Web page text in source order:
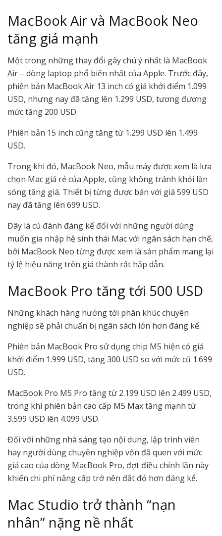
MacBook Air và MacBook Neo
tăng giá mạnh
Một trong những thay đổi gây chú ý nhất là MacBook
Air – dòng laptop phổ biến nhất của Apple. Trước đây,
phiên bản MacBook Air 13 inch có giá khởi điểm 1.099
USD, nhưng nay đã tăng lên 1.299 USD, tương đương
mức tăng 200 USD.
Phiên bản 15 inch cũng tăng từ 1.299 USD lên 1.499
USD.
Trong khi đó, MacBook Neo, mẫu máy được xem là lựa
chọn Mac giá rẻ của Apple, cũng không tránh khỏi làn
sóng tăng giá. Thiết bị từng được bán với giá 599 USD
nay đã tăng lên 699 USD.
Đây là cú đánh đáng kể đối với những người dùng
muốn gia nhập hệ sinh thái Mac với ngân sách hạn chế,
bởi MacBook Neo từng được xem là sản phẩm mang lại
tỷ lệ hiệu năng trên giá thành rất hấp dẫn.
MacBook Pro tăng tới 500 USD
Những khách hàng hướng tới phân khúc chuyên
nghiệp sẽ phải chuẩn bị ngân sách lớn hơn đáng kể.
Phiên bản MacBook Pro sử dụng chip M5 hiện có giá
khởi điểm 1.999 USD, tăng 300 USD so với mức cũ 1.699
USD.
MacBook Pro M5 Pro tăng từ 2.199 USD lên 2.499 USD,
trong khi phiên bản cao cấp M5 Max tăng mạnh từ
3.599 USD lên 4.099 USD.
Đối với những nhà sáng tạo nội dung, lập trình viên
hay người dùng chuyên nghiệp vốn đã quen với mức
giá cao của dòng MacBook Pro, đợt điều chỉnh lần này
khiến chi phí nâng cấp trở nên đắt đỏ hơn đáng kể.
Mac Studio trở thành “nạn
nhân” nặng nề nhất